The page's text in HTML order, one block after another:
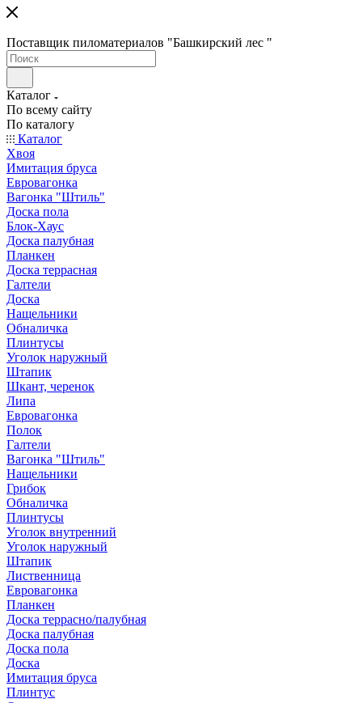
Поставщик пиломатериалов "Башкирский лес "
Каталог
По всему сайту
По каталогу
Каталог
Хвоя
Имитация бруса
Евровагонка
Вагонка "Штиль"
Доска пола
Блок-Хаус
Доска палубная
Планкен
Доска террасная
Галтели
Доска
Нащельники
Обналичка
Плинтусы
Уголок наружный
Штапик
Шкант, черенок
Липа
Евровагонка
Полок
Галтели
Вагонка "Штиль"
Нащельники
Грибок
Обналичка
Плинтусы
Уголок внутренний
Уголок наружный
Штапик
Лиственница
Евровагонка
Планкен
Доска террасно/палубная
Доска палубная
Доска пола
Доска
Имитация бруса
Плинтус